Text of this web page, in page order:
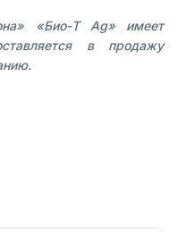
«Био-Т Ag» имеет
в продажу